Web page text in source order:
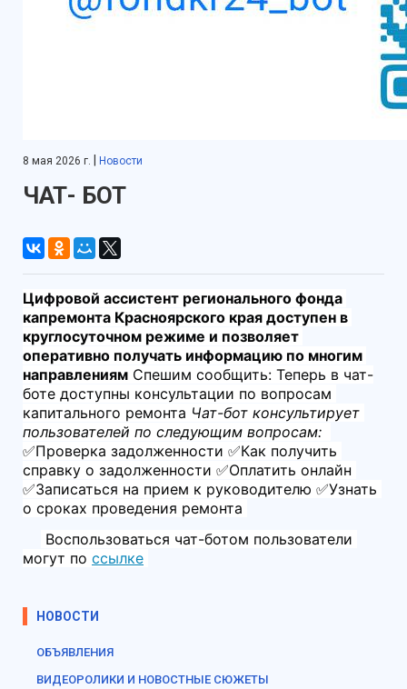
8 мая 2026 г. Новости
ЧАТ- БОТ
Цифровой ассистент регионального фонда
капремонта Красноярского края доступен в
круглосуточном режиме и позволяет
оперативно получать информацию по многим
направлениям Спешим сообщить: Теперь в чат-
боте доступны консультации по вопросам
капитального ремонта Чат-бот консультирует
пользователей по следующим вопросам:
✅Проверка задолженности ✅Как получить
справку о задолженности ✅Оплатить онлайн
✅Записаться на прием к руководителю ✅Узнать
о сроках проведения ремонта
Воспользоваться чат-ботом пользователи
могут по ссылке
НОВОСТИ
ОБЪЯВЛЕНИЯ
ВИДЕОРОЛИКИ И НОВОСТНЫЕ СЮЖЕТЫ